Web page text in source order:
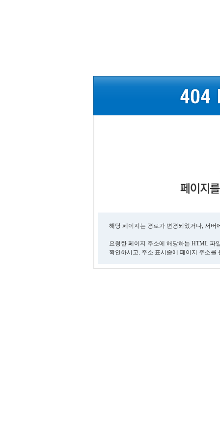
해당 페이지는 경로가 변경되었거나, 서
요청한 페이지 주소에 해당하는 HTML 파
확인하시고, 주소 표시줄에 페이지 주소